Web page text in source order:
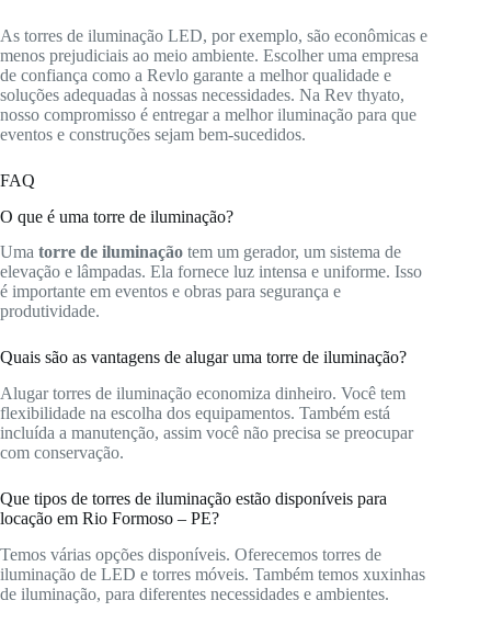
As torres de iluminação LED, por exemplo, são econômicas e
menos prejudiciais ao meio ambiente. Escolher uma empresa
de confiança como a Revlo garante a melhor qualidade e
soluções adequadas à nossas necessidades. Na Rev thyato,
nosso compromisso é entregar a melhor iluminação para que
eventos e construções sejam bem-sucedidos.
FAQ
O que é uma torre de iluminação?
Uma torre de iluminação tem um gerador, um sistema de
elevação e lâmpadas. Ela fornece luz intensa e uniforme. Isso
é importante em eventos e obras para segurança e
produtividade.
Quais são as vantagens de alugar uma torre de iluminação?
Alugar torres de iluminação economiza dinheiro. Você tem
flexibilidade na escolha dos equipamentos. Também está
incluída a manutenção, assim você não precisa se preocupar
com conservação.
Que tipos de torres de iluminação estão disponíveis para
locação em Rio Formoso – PE?
Temos várias opções disponíveis. Oferecemos torres de
iluminação de LED e torres móveis. Também temos xuxinhas
de iluminação, para diferentes necessidades e ambientes.